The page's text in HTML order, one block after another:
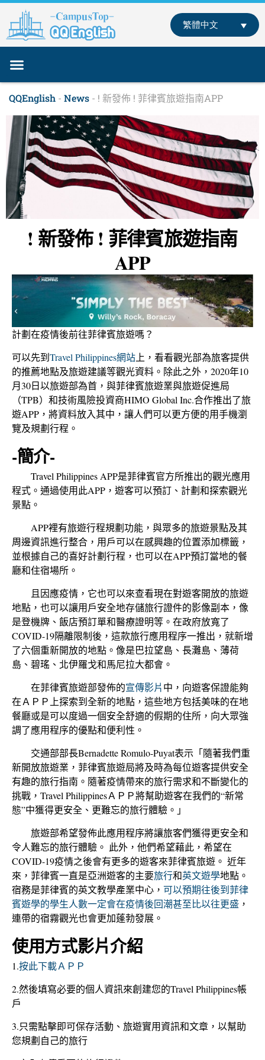
跳
主
要
繁體中文
QQEnglish - News - ! 新發佈 ! 菲律賓旅遊指南APP
! 新發佈 ! 菲律賓旅遊指南
APP
計劃在疫情後前往菲律賓旅遊嗎？
可以先到Travel Philippines網站 上，看看觀光部為旅客提供
的推薦地點及旅遊建議等觀光資料。 除此之外，2020年10
月30日以旅遊部為首，與菲律賓旅遊業與旅遊促進局
（TPB）和技術風險投資商HIMO Global Inc.合作推出了旅
遊APP，將資料放入其中，讓人們可以更方便的用手機瀏
覽及規劃行程。
-簡介-
Travel Philippines APP是菲律賓官方所推出的觀光應用
程式。通過使用此APP，遊客可以預訂、計劃和探索觀光
景點。
APP裡有旅遊行程規劃功能，與眾多的旅遊景點及其
周邊資訊進行整合，用戶可以在感興趣的位置添加標籤，
並根據自己的喜好計劃行程，也可以在APP預訂當地的餐
廳和住宿場所。
且因應疫情，它也可以來查看現在對遊客開放的旅遊
地點，也可以讓用戶安全地存儲旅行證件的影像副本，像
是登機牌、飯店預訂單和醫療證明等。在政府放寬了
COVID-19隔離限制後，這款旅行應用程序一推出，就新增
了六個重新開放的地點。像是巴拉望島、長灘島、薄荷
島、碧瑤、北伊羅戈和馬尼拉大都會。
在菲律賓旅遊部發佈的宣傳影片中，向遊客保證能夠
在ＡＰＰ上探索到全新的地點，這些地方包括美味的在地
餐廳或是可以度過一個安全舒適的假期的住所，向大眾強
調了應用程序的優點和便利性。
交通部部長Bernadette Romulo-Puyat表示「隨著我們重
新開放旅遊業，菲律賓旅遊局將及時為每位遊客提供安全
有趣的旅行指南。隨著疫情帶來的旅行需求和不斷變化的
挑戰，Travel PhilippinesＡＰＰ將幫助遊客在我們的“新常
態”中獲得更安全、更難忘的旅行體驗。」
旅遊部希望發佈此應用程序將讓旅客們獲得更安全和
令人難忘的旅行體驗。 此外，他們希望藉此，希望在
COVID-19疫情之後會有更多的遊客來菲律賓旅遊。 近年
來，菲律賓一直是亞洲遊客的主要旅行和英文遊學地點。
宿務是菲律賓的英文教學產業中心， 可以預期往後到菲律
賓遊學的學生人數一定會在疫情後回潮甚至比以往更盛 ，
連帶的宿霧觀光也會更加蓬勃發展。
使用方式影片介紹
1.按此下載ＡＰＰ
2.然後填寫必要的個人資訊來創建您的Travel Philippines帳
戶
3.只需點擊即可保存活動、旅遊實用資訊和文章，以幫助
您規劃自己的旅行